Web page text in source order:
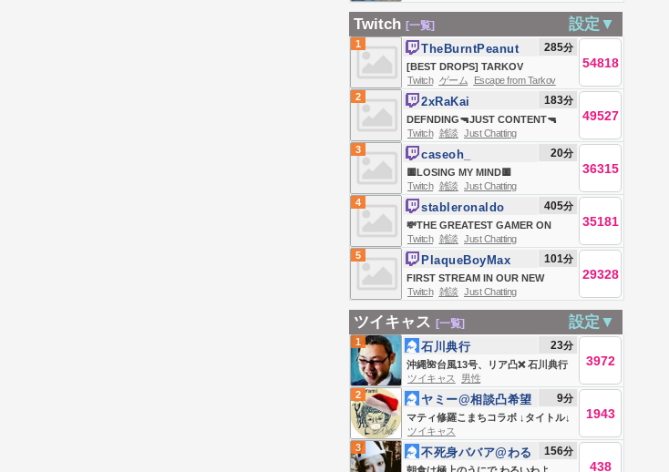
Twitch [一覧] 設定▼
1
[BEST DROPS] TARKOV
SEASONAL | DAY 3 | HutchMF x
GIMMICK | WACKADOODLE
WEDNESDAY | #BUNGULATE
TheBurntPeanut 285分
54818
Twitch ゲーム
Escape from Tarkov
2
DEFNDING🔫JUST CONTENT🔫
HES BACK🔫LOCK IN🔫
2xRaKai 183分
49527
Twitch 雑談 Just Chatting
3
🟨LOSING MY MIND🟨
caseoh_ 20分
36315
Twitch 雑談 Just Chatting
4
💸THE GREATEST GAMER ON
TWITCH 💸 REACTS 💸 GOOD
VIBES 💸 GAMES 💸 DRAMA 💸
LIFE 💸 UPDATES 💸 W 💸
!com !sub
stableronaldo 405分
35181
Twitch 雑談 Just Chatting
5
FIRST STREAM IN OUR NEW
HOUSE ⭐
PlaqueBoyMax 101分
29328
Twitch 雑談 Just Chatting
ツイキャス [一覧] 設定▼
1
沖縄🌺台風13号、リア凸❌ 石川典行
のノリユキラジオ
石川典行 23分
3972
ツイキャス
男性
2
マティ修羅こまちコラボ ↓タイトル↓
ヤミー@相談凸希望
はLINEへ
9分
1943
ツイキャス
3
不死身ババア@わる
156分
438